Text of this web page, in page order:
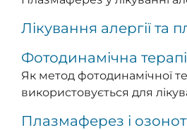
Лікування алергії та
Фотодинамічна
Як метод фотодинамічної
використовується для
Плазмаферез і